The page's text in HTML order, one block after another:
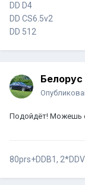
DD D4
DD CS6.5v2
DD 512
Белорус
Подойдёт! Можешь
80prs+DDB1,